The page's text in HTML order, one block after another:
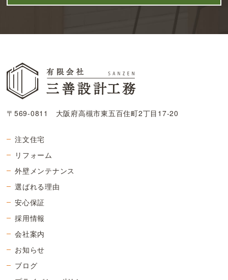
〒569-0811 大阪府高槻市東五百住町2丁目17-20
注文住宅
リフォーム
外壁メンテナンス
選ばれる理由
安心保証
採用情報
会社案内
お知らせ
ブログ